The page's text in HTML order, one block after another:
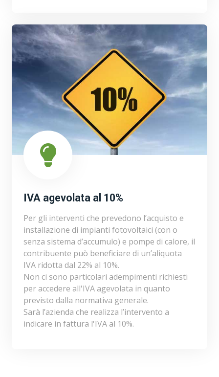
IVA agevolata al 10%
Per gli interventi che prevedono l’acquisto e
installazione di impianti fotovoltaici (con o
senza sistema d’accumulo) e pompe di calore, il
contribuente può beneficiare di un’aliquota
IVA ridotta dal 22% al 10%.
Non ci sono particolari adempimenti richiesti
per accedere all'IVA agevolata in quanto
previsto dalla normativa generale.
Sarà l’azienda che realizza l’intervento a
indicare in fattura l'IVA al 10%.